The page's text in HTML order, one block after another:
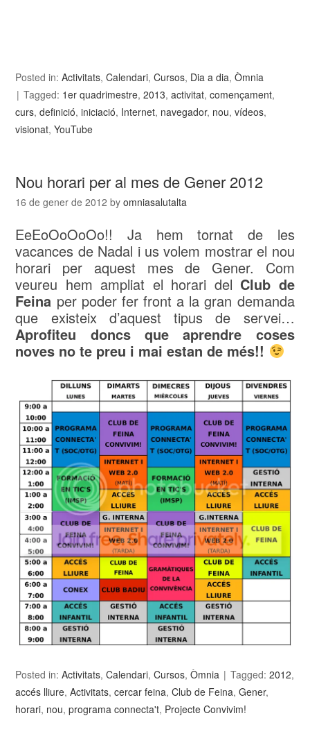
Posted in:Activitats,Calendari,Cursos, Dia a dia,Òmnia
Tagged: 1er quadrimestre,2013,activitat,començament,
curs,definició,iniciació, Internet, navegador, nou,vídeos,
visionat,YouTube
Nou horari per al mes de Gener 2012
16 de gener de 2012 byomniasalutalta
EeEoOoOoOo!! Ja hem tornat de les
vacances de Nadal i us volem mostrar el nou
horari per aquest mes de Gener. Com
veureu hem ampliat el horari del Club de
Feina per poder fer front a la gran demanda
que existeix d’aquest tipus de servei…
Aprofiteu doncs que aprendre coses
noves no te preu i mai estan de més!!
Posted in:Activitats,Calendari,Cursos,Òmnia Tagged:2012,
accés lliure,Activitats,cercar feina,Club de Feina,Gener,
horari, nou,programa connecta't, Projecte Convivim!